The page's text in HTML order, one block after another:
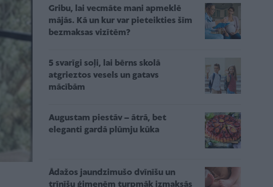
Gribu, lai vecmāte mani apmeklē
mājās. Kā un kur var pieteikties šīm
bezmaksas vizītēm?
5 svarīgi soļi, lai bērns skolā
atgrieztos vesels un gatavs
mācībām
Augustam piestāv – ātrā, bet
eleganti gardā plūmju kūka
Ādažos jaundzimušo dvīnīšu un
trīnīšu ģimenēm turpmāk izmaksās